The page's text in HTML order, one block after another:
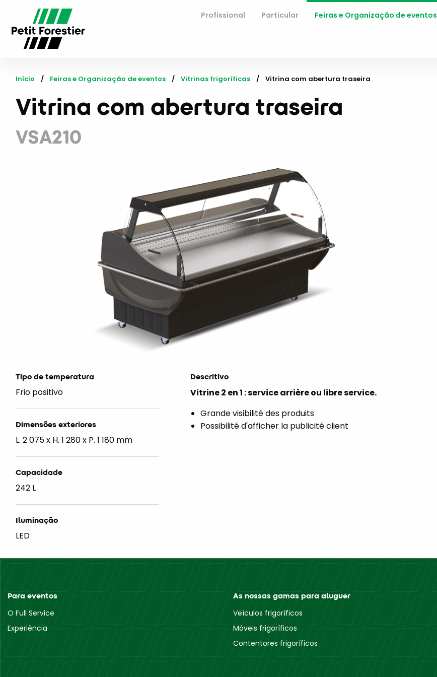
Profissional Particular Feiras e Organização de eventos
Início Feiras e Organização de eventos Vitrinas frigoríficas Current:
Vitrina com abertura traseira
Vitrina com abertura traseira
VSA210
Tipo de temperatura
Frio positivo
Dimensões exteriores
L. 2 075 x H. 1 280 x P. 1 180 mm
Capacidade
242 L
Iluminação
LED
Descritivo
Vitrine 2 en 1 : service arrière ou libre service.
Grande visibilité des produits
Possibilité d'afficher la publicité client
Para eventos
O Full Service
Experiência
As nossas gamas para aluguer
Veículos frigoríficos
Móveis frigoríficos
Contentores frigoríficos